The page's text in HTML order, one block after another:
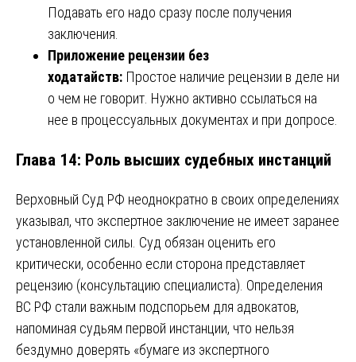
Подавать его надо сразу после получения
заключения.
Приложение рецензии без
ходатайств: Простое наличие рецензии в деле ни
о чем не говорит. Нужно активно ссылаться на
нее в процессуальных документах и при допросе.
Глава 14: Роль высших судебных инстанций
Верховный Суд РФ неоднократно в своих определениях
указывал, что экспертное заключение не имеет заранее
установленной силы. Суд обязан оценить его
критически, особенно если сторона представляет
рецензию (консультацию специалиста). Определения
ВС РФ стали важным подспорьем для адвокатов,
напоминая судьям первой инстанции, что нельзя
бездумно доверять «бумаге из экспертного